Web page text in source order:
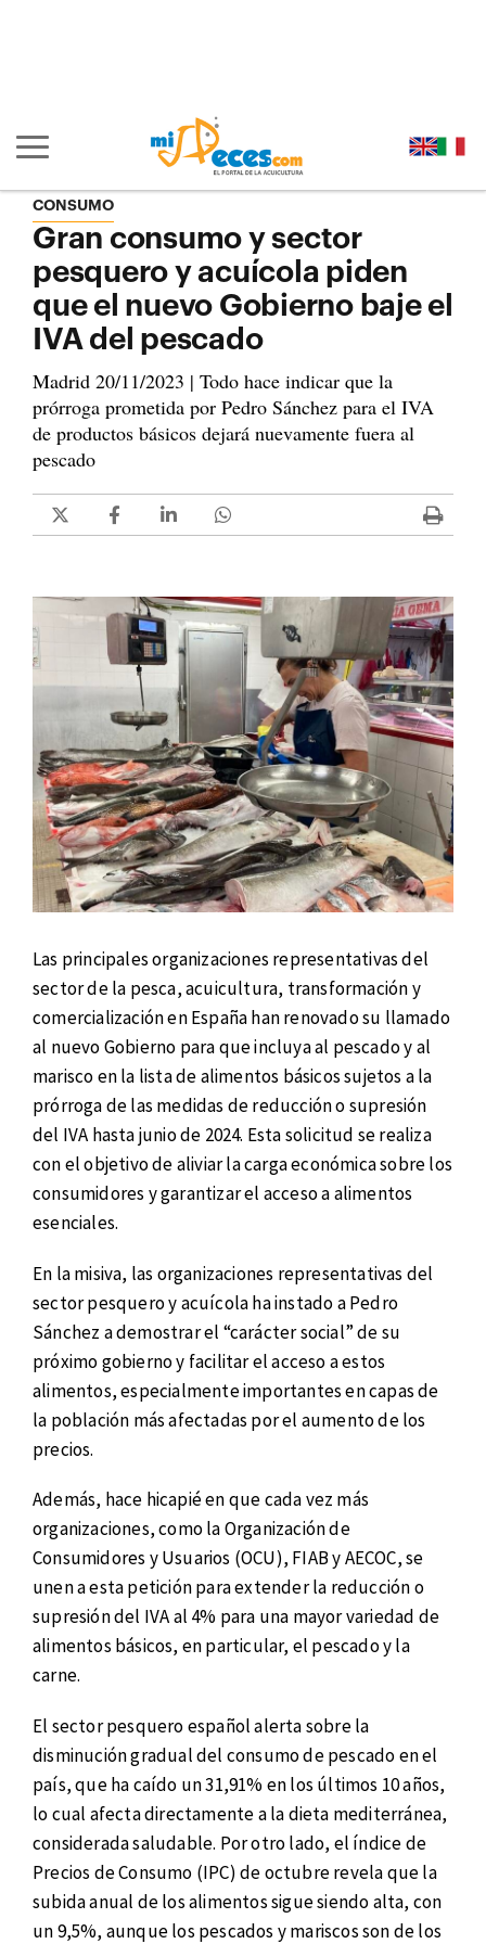
Mostrar/ocultar navegación principal
CONSUMO
Gran consumo y sector
pesquero y acuícola piden
que el nuevo Gobierno baje el
IVA del pescado
Madrid 20/11/2023 | Todo hace indicar que la
prórroga prometida por Pedro Sánchez para el IVA
de productos básicos dejará nuevamente fuera al
pescado
Las principales organizaciones representativas del
sector de la pesca, acuicultura, transformación y
comercialización en España han renovado su llamado
al nuevo Gobierno para que incluya al pescado y al
marisco en la lista de alimentos básicos sujetos a la
prórroga de las medidas de reducción o supresión
del IVA hasta junio de 2024. Esta solicitud se realiza
con el objetivo de aliviar la carga económica sobre los
consumidores y garantizar el acceso a alimentos
esenciales.
En la misiva, las organizaciones representativas del
sector pesquero y acuícola ha instado a Pedro
Sánchez a demostrar el “carácter social” de su
próximo gobierno y facilitar el acceso a estos
alimentos, especialmente importantes en capas de
la población más afectadas por el aumento de los
precios.
Además, hace hicapié en que cada vez más
organizaciones, como la Organización de
Consumidores y Usuarios (OCU), FIAB y AECOC, se
unen a esta petición para extender la reducción o
supresión del IVA al 4% para una mayor variedad de
alimentos básicos, en particular, el pescado y la
carne.
El sector pesquero español alerta sobre la
disminución gradual del consumo de pescado en el
país, que ha caído un 31,91% en los últimos 10 años,
lo cual afecta directamente a la dieta mediterránea,
considerada saludable. Por otro lado, el índice de
Precios de Consumo (IPC) de octubre revela que la
subida anual de los alimentos sigue siendo alta, con
un 9,5%, aunque los pescados y mariscos son de los